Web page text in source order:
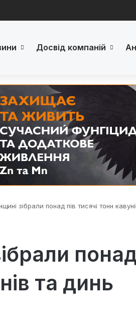
Досвід компаній
зібрали понад пів тисячі тонн
понад
та динь